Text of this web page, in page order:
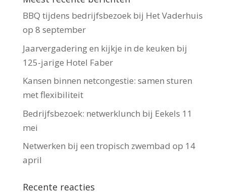
BBQ tijdens bedrijfsbezoek bij Het Vaderhuis
op 8 september
Jaarvergadering en kijkje in de keuken bij
125-jarige Hotel Faber
Kansen binnen netcongestie: samen sturen
met flexibiliteit
Bedrijfsbezoek: netwerklunch bij Eekels 11
mei
Netwerken bij een tropisch zwembad op 14
april
Recente reacties